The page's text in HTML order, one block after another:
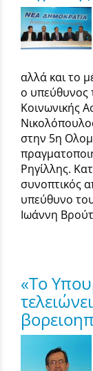
αλλά και το
ο υπεύθυνος
Κοινωνικής
στην 5η
Ρηγίλλης.
συνοπτικός
υπεύθυνο
Ιωάννη
«Το